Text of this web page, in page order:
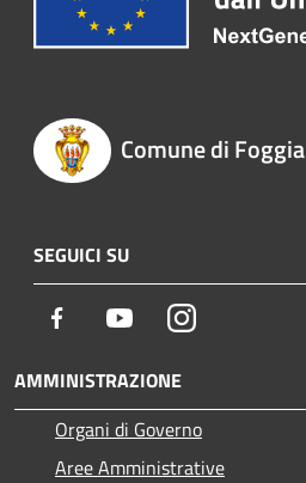
Comune di Foggia
SEGUICI SU
Facebook YoutubeInstagram
AMMINISTRAZIONE
Organi di Governo
Aree Amministrative